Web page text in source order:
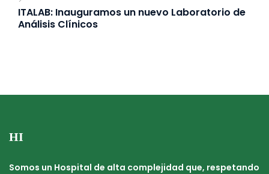
ITALAB: Inauguramos un nuevo Laboratorio de
Análisis Clínicos
HI
Somos un Hospital de alta complejidad que, respetando